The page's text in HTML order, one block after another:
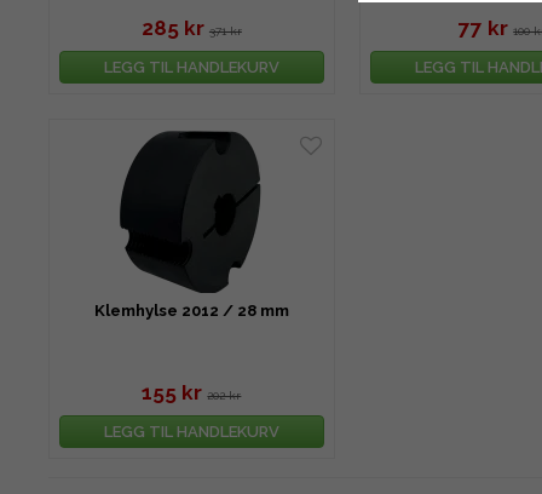
285 kr 371 kr
LEGG TIL HANDLEKURV
77 kr 100
LEGG TIL
Klemhylse 2012 / 28 mm
155 kr 202 kr
LEGG TIL HANDLEKURV